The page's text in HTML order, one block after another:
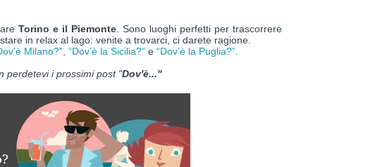
Torino e il Piemonte . Sono luoghi perfetti per trascorrere
in relax al lago: venite a trovarci, ci darete ragione.
Milano?”, “Dov’è la Sicilia?” e “Dov’è la Puglia?”
perdetevi i prossimi post "Dov'è..."